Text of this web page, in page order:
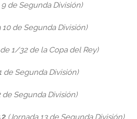
9 de Segunda División)
10 de Segunda División)
1/32 de la Copa del Rey)
de Segunda División)
de Segunda División)
2 (Jornada 13 de Segunda División)